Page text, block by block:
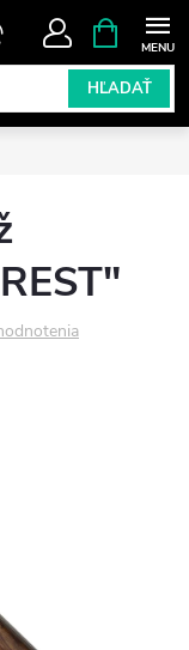
HĽADAŤ
KOŠÍK